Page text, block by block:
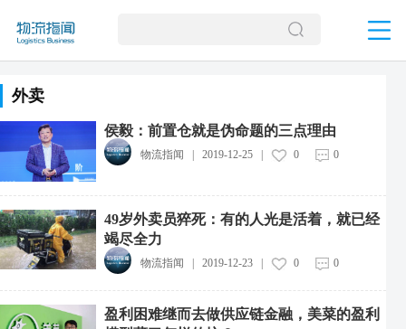
外卖
侯毅：前置仓就是伪命题的三点理由
物流指闻 2019-12-25| 0 0
49岁外卖员猝死：有的人光是活着，就已经
竭尽全力
物流指闻 | 2019-12-23| 0 0
盈利困难继而去做供应链金融，美菜的盈利